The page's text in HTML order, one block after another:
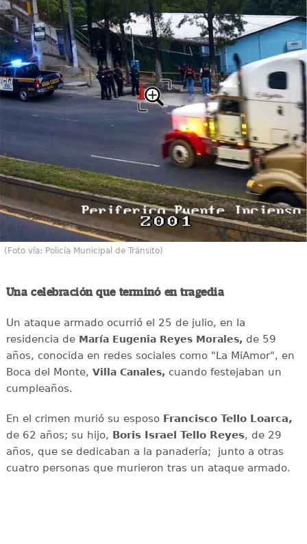
(Foto vía: Policía Municipal de Tránsito)
Una celebración que terminó en tragedia
Un ataque armado ocurrió el 25 de julio, en la
residencia de María Eugenia Reyes Morales, de 59
años, conocida en redes sociales como "La MiAmor", en
Boca del Monte, Villa Canales, cuando festejaban un
cumpleaños.
En el crimen murió su esposoFrancisco Tello Loarca,
de 62 años; su hijo, Boris Israel Tello Reyes, de 29
años, que se dedicaban a la panadería; junto a otras
cuatro personas que murieron tras un ataque armado.